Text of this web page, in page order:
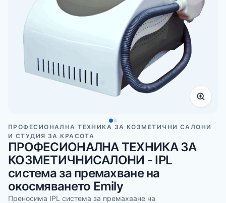
ПРОФЕСИОНАЛНА ТЕХНИКА ЗА КОЗМЕТИЧНИ САЛОНИ
И СТУДИЯ ЗА КРАСОТА
ПРОФЕСИОНАЛНА ТЕХНИКА ЗА
КОЗМЕТИЧНИСАЛОНИ - IPL
система за премахване на
окосмяването Emily
Преносима IPL система за премахване на